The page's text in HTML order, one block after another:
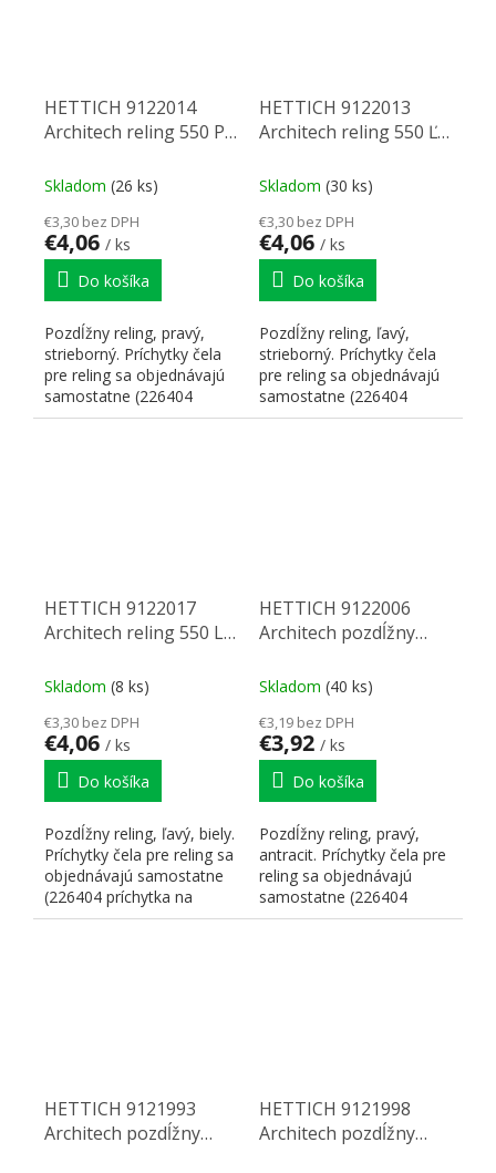
HETTICH 9122014
Architech reling 550 P
Skladom (26 ks)
€3,30 bez DPH
€4,06 / ks
Do košíka
Pozdĺžny reling, pravý,
strieborný. Príchytky čela
pre reling sa objednávajú
samostatne (226404
príchytka na skrutku...
HETTICH 9122013
Architech reling 550 Ľ
Skladom (30 ks)
€3,30 bez DPH
€4,06 / ks
Do košíka
Pozdĺžny reling, ľavý,
strieborný. Príchytky čela
pre reling sa objednávajú
samostatne (226404
príchytka na skrutku...
HETTICH 9122017
Architech reling 550 L
Skladom (8 ks)
€3,30 bez DPH
€4,06 / ks
Do košíka
Pozdĺžny reling, ľavý, biely.
Príchytky čela pre reling sa
objednávajú samostatne
(226404 príchytka na
skrutku na...
HETTICH 9122006
Architech pozdĺžny
Skladom (40 ks)
€3,19 bez DPH
€3,92 / ks
Do košíka
Pozdĺžny reling, pravý,
antracit. Príchytky čela pre
reling sa objednávajú
samostatne (226404
príchytka na skrutku na...
HETTICH 9121993
Architech pozdĺžny
HETTICH 9121998
Architech pozdĺžny